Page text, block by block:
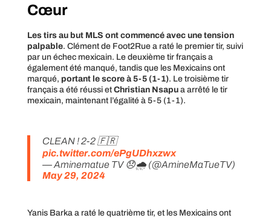
Cœur
Les tirs au but MLS ont commencé avec une tension
palpable. Clément de Foot2Rue a raté le premier tir, suivi
par un échec mexicain. Le deuxième tir français a
également été manqué, tandis que les Mexicains ont
marqué, portant le score à 5-5 (1-1). Le troisième tir
français a été réussi et Christian Nsapua arrêté le tir
mexicain, maintenant l’égalité à 5-5 (1-1).
CLEAN ! 2-2 🇫🇷
pic.twitter.com/ePgUDhxzwx
— Aminematue TV 😞🌧 (@AmineMaTueTV)
May 29, 2024
Yanis Barka a raté le quatrième tir, et les Mexicains ont